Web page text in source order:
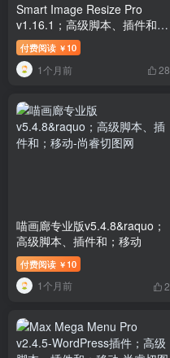
Smart Image Resize Pro
v1.16.1；高级脚本、插件和；
移动
付费阅读 ￥ 10
1个月前 28
喵画廊专业版v5.4.8&raquo；
高级脚本、插件和；移动
付费阅读 ￥ 10
1个月前 2